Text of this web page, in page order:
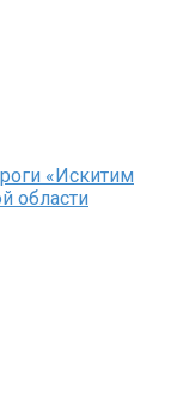
«Искитим
области